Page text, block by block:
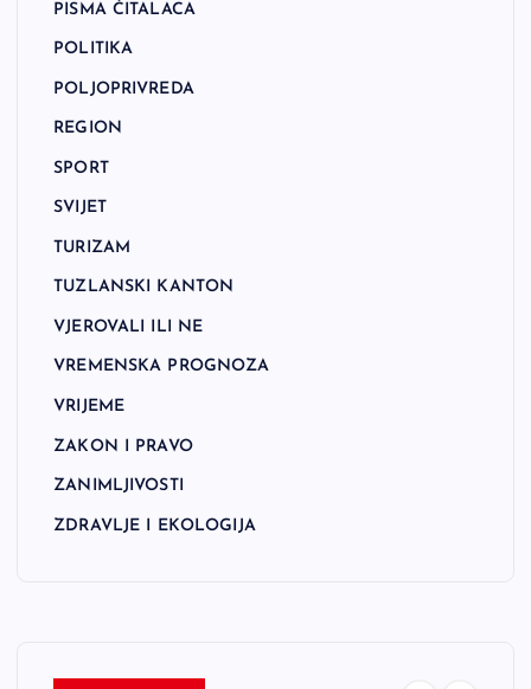
PISMA ČITALACA
POLITIKA
POLJOPRIVREDA
REGION
SPORT
SVIJET
TURIZAM
TUZLANSKI KANTON
VJEROVALI ILI NE
VREMENSKA PROGNOZA
VRIJEME
ZAKON I PRAVO
ZANIMLJIVOSTI
ZDRAVLJE I EKOLOGIJA